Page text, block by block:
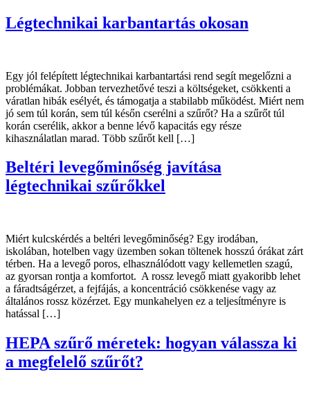
Légtechnikai karbantartás okosan
Egy jól felépített légtechnikai karbantartási rend segít megelőzni a
problémákat. Jobban tervezhetővé teszi a költségeket, csökkenti a
váratlan hibák esélyét, és támogatja a stabilabb működést. Miért nem
jó sem túl korán, sem túl későn cserélni a szűrőt? Ha a szűrőt túl
korán cserélik, akkor a benne lévő kapacitás egy része
kihasználatlan marad. Több szűrőt kell […]
Beltéri levegőminőség javítása
légtechnikai szűrőkkel
Miért kulcskérdés a beltéri levegőminőség? Egy irodában,
iskolában, hotelben vagy üzemben sokan töltenek hosszú órákat zárt
térben. Ha a levegő poros, elhasználódott vagy kellemetlen szagú,
az gyorsan rontja a komfortot. A rossz levegő miatt gyakoribb lehet
a fáradtságérzet, a fejfájás, a koncentráció csökkenése vagy az
általános rossz közérzet. Egy munkahelyen ez a teljesítményre is
hatással […]
HEPA szűrő méretek: hogyan válassza ki
a megfelelő szűrőt?